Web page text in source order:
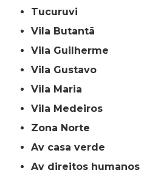
Tucuruvi
Vila Butantã
Vila Guilherme
Vila Gustavo
Vila Maria
Vila Medeiros
Zona Norte
av casa verde
av direitos humanos